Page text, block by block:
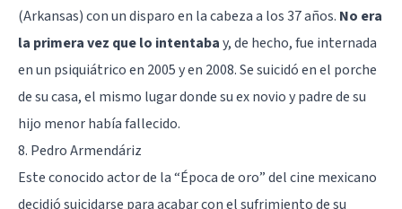
(Arkansas) con un disparo en la cabeza a los 37 años. No era
la primera vez que lo intentabay, de hecho, fue internada
en un psiquiátrico en 2005 y en 2008. Se suicidó en el porche
de su casa, el mismo lugar donde su ex novio y padre de su
hijo menor había fallecido.
8. Pedro Armendáriz
Este conocido actor de la “Época de oro” del cine mexicano
decidió suicidarse para acabar con el sufrimiento de su